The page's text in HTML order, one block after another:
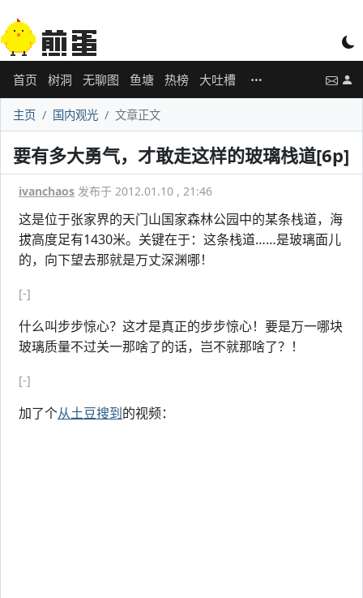
首页 树洞 无聊图 鱼塘 热榜 大吐槽
主页 国内观光 文章正文
要有多大勇气，才敢走这样的玻璃栈道[6p]
ivanchaos 发布于 2012.01.10 , 21:46
这是位于张家界的天门山国家森林公园中的某条栈道，海
拔高度足有1430米。关键在于：这条栈道……是玻璃面儿
的，向下望去那就是万丈深渊哪！
[-]
什么叫步步惊心？这才是真正的步步惊心！要是万一哪块
玻璃质量不过关一那啥了的话，岂不就那啥了？！
[-]
加了个从土豆搜到的视频：